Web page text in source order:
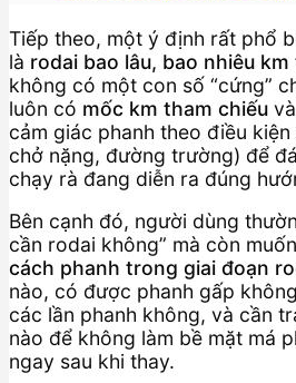
Tiếp theo, một ý định rất phổ
là rodai bao lâu, bao nhiêu km
không có một con số “cứng”
luôn có mốc km tham chiếu
cảm giác phanh theo điều
chở nặng, đường trường) để
chạy rà đang diễn ra đúng
Bên cạnh đó, người dùng
cần rodai không” mà còn
cách phanh trong giai đoạn
nào, có được phanh gấp
các lần phanh không, và cần
nào để không làm bề mặt má
ngay sau khi thay.